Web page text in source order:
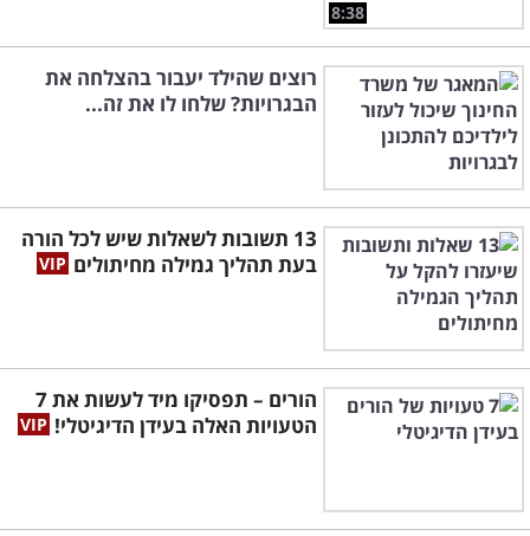
8:38
רוצים שהילד יעבור בהצלחה את
הבגרויות? שלחו לו את זה...
13 תשובות לשאלות שיש לכל הורה
בעת תהליך גמילה מחיתולים
הורים – תפסיקו מיד לעשות את 7
הטעויות האלה בעידן הדיגיטלי!